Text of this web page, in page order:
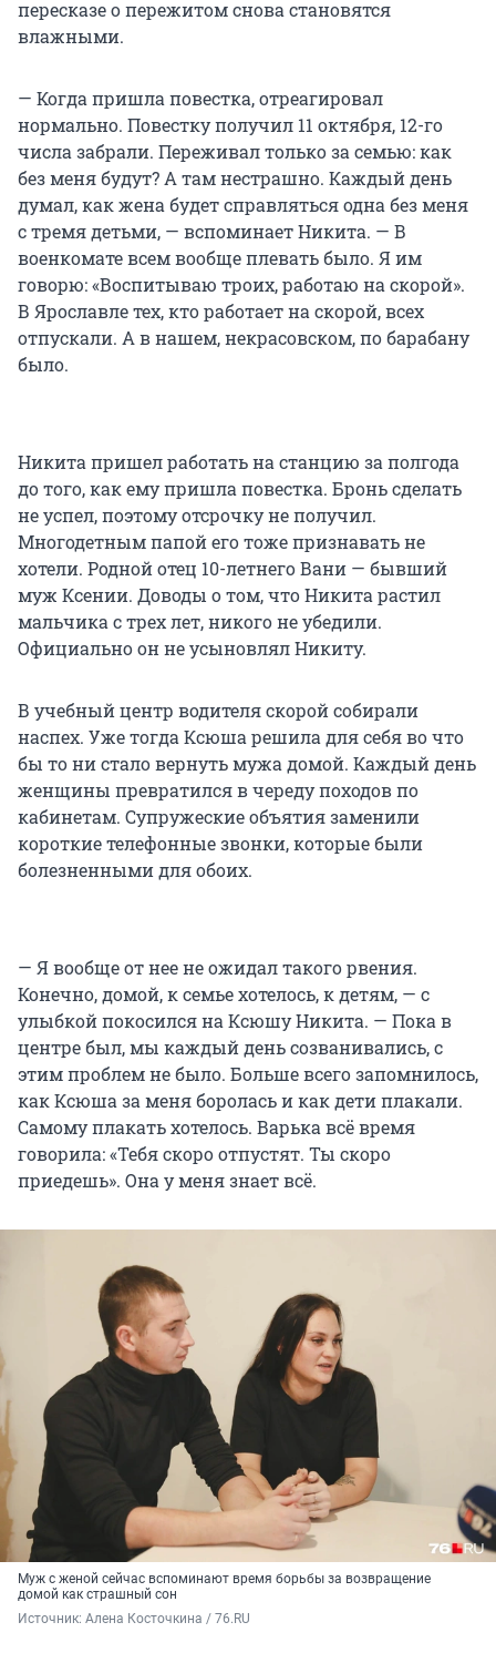
пересказе о пережитом снова становятся
влажными.
— Когда пришла повестка, отреагировал
нормально. Повестку получил 11 октября, 12-го
числа забрали. Переживал только за семью: как
без меня будут? А там нестрашно. Каждый день
думал, как жена будет справляться одна без меня
с тремя детьми, — вспоминает Никита. — В
военкомате всем вообще плевать было. Я им
говорю: «Воспитываю троих, работаю на скорой».
В Ярославле тех, кто работает на скорой, всех
отпускали. А в нашем, некрасовском, по барабану
было.
Никита пришел работать на станцию за полгода
до того, как ему пришла повестка. Бронь сделать
не успел, поэтому отсрочку не получил.
Многодетным папой его тоже признавать не
хотели. Родной отец 10-летнего Вани — бывший
муж Ксении. Доводы о том, что Никита растил
мальчика с трех лет, никого не убедили.
Официально он не усыновлял Никиту.
В учебный центр водителя скорой собирали
наспех. Уже тогда Ксюша решила для себя во что
бы то ни стало вернуть мужа домой. Каждый день
женщины превратился в череду походов по
кабинетам. Супружеские объятия заменили
короткие телефонные звонки, которые были
болезненными для обоих.
— Я вообще от нее не ожидал такого рвения.
Конечно, домой, к семье хотелось, к детям, — с
улыбкой покосился на Ксюшу Никита. — Пока в
центре был, мы каждый день созванивались, с
этим проблем не было. Больше всего запомнилось,
как Ксюша за меня боролась и как дети плакали.
Самому плакать хотелось. Варька всё время
говорила: «Тебя скоро отпустят. Ты скоро
приедешь». Она у меня знает всё.
Муж с женой сейчас вспоминают время борьбы за возвращение
домой как страшный сон
Источник: Алена Косточкина / 76.RU